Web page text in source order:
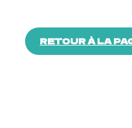
RETOUR À LA